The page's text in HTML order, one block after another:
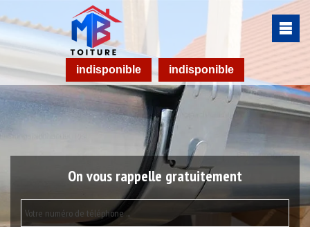
indisponible indisponible
On vous rappelle gratuitement